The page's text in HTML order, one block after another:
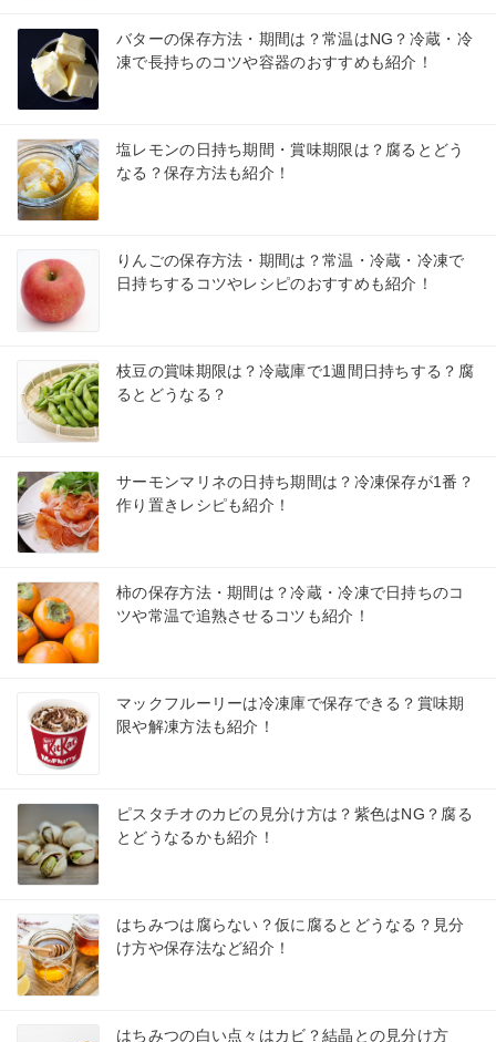
バターの保存方法・期間は？常温はNG？冷蔵・冷
凍で長持ちのコツや容器のおすすめも紹介！
塩レモンの日持ち期間・賞味期限は？腐るとどう
なる？保存方法も紹介！
りんごの保存方法・期間は？常温・冷蔵・冷凍で
日持ちするコツやレシピのおすすめも紹介！
枝豆の賞味期限は？冷蔵庫で1週間日持ちする？腐
るとどうなる？
サーモンマリネの日持ち期間は？冷凍保存が1番？
作り置きレシピも紹介！
柿の保存方法・期間は？冷蔵・冷凍で日持ちのコ
ツや常温で追熟させるコツも紹介！
マックフルーリーは冷凍庫で保存できる？賞味期
限や解凍方法も紹介！
ピスタチオのカビの見分け方は？紫色はNG？腐る
とどうなるかも紹介！
はちみつは腐らない？仮に腐るとどうなる？見分
け方や保存法など紹介！
はちみつの白い点々はカビ？結晶との見分け方